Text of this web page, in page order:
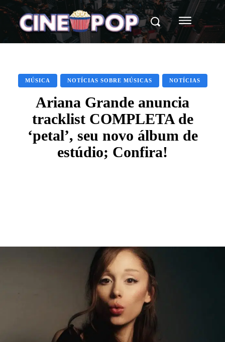
MÚSICA NOTÍCIAS SOBRE MÚSICAS NOTÍCIAS
Ariana Grande anuncia
tracklist COMPLETA de
‘petal’, seu novo álbum de
estúdio; Confira!